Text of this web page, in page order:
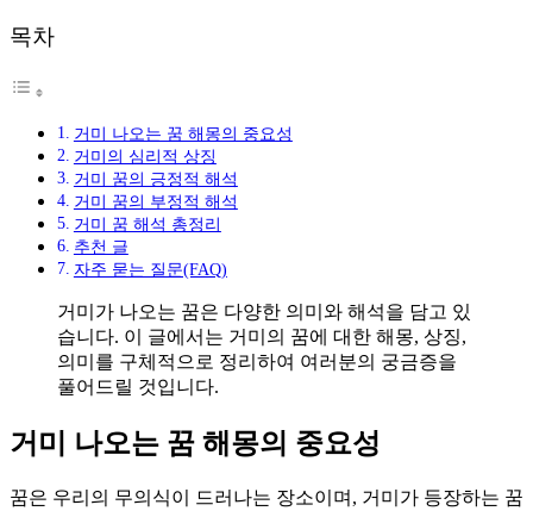
목차
거미 나오는 꿈 해몽의 중요성
거미의 심리적 상징
거미 꿈의 긍정적 해석
거미 꿈의 부정적 해석
거미 꿈 해석 총정리
추천 글
자주 묻는 질문(FAQ)
거미가 나오는 꿈은 다양한 의미와 해석을 담고 있
습니다. 이 글에서는 거미의 꿈에 대한 해몽, 상징,
의미를 구체적으로 정리하여 여러분의 궁금증을
풀어드릴 것입니다.
거미 나오는 꿈 해몽의 중요성
꿈은 우리의 무의식이 드러나는 장소이며, 거미가 등장하는 꿈